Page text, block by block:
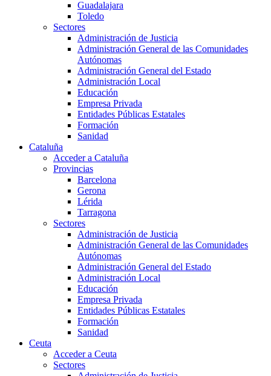
Guadalajara
Toledo
Sectores
Administración de Justicia
Administración General de las Comunidades
Autónomas
Administración General del Estado
Administración Local
Educación
Empresa Privada
Entidades Públicas Estatales
Formación
Sanidad
Cataluña
Acceder a Cataluña
Provincias
Barcelona
Gerona
Lérida
Tarragona
Sectores
Administración de Justicia
Administración General de las Comunidades
Autónomas
Administración General del Estado
Administración Local
Educación
Empresa Privada
Entidades Públicas Estatales
Formación
Sanidad
Ceuta
Acceder a Ceuta
Sectores